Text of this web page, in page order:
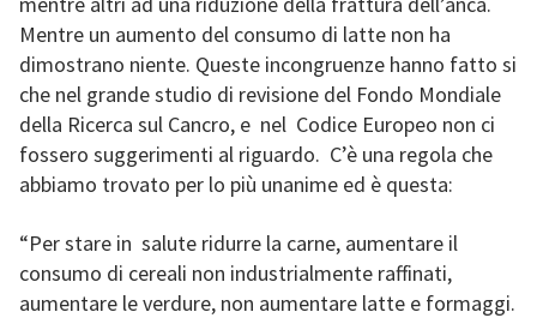
Mentre un aumento del consumo di latte non ha
dimostrano niente. Queste incongruenze hanno fatto si
che nel grande studio di revisione del Fondo Mondiale
della Ricerca sul Cancro, e nel Codice Europeo non ci
fossero suggerimenti al riguardo. C’è una regola che
abbiamo trovato per lo più unanime ed è questa:
“Per stare in salute ridurre la carne, aumentare il
consumo di cereali non industrialmente raffinati,
aumentare le verdure, non aumentare latte e formaggi.